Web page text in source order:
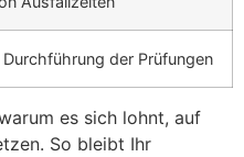
der Prüfungen
es sich lohnt, auf
So bleibt Ihr